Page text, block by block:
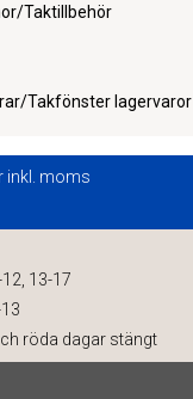
Taktillbehör
Takfönster lagervaror
inkl. moms
13-17
röda dagar stängt